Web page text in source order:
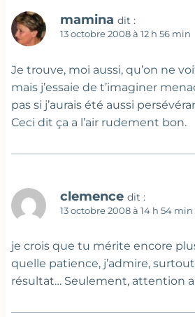
mamina dit :
13 octobre 2008 à 12 h 56 min
Je trouve, moi aussi, qu’on ne
mais j’essaie de t’imaginer
pas si j’aurais été aussi
Ceci dit ça a l’air rudement bon.
clemence dit :
13 octobre 2008 à 14 h 54 min
je crois que tu mérite encore
quelle patience, j’admire,
résultat… Seulement, attention